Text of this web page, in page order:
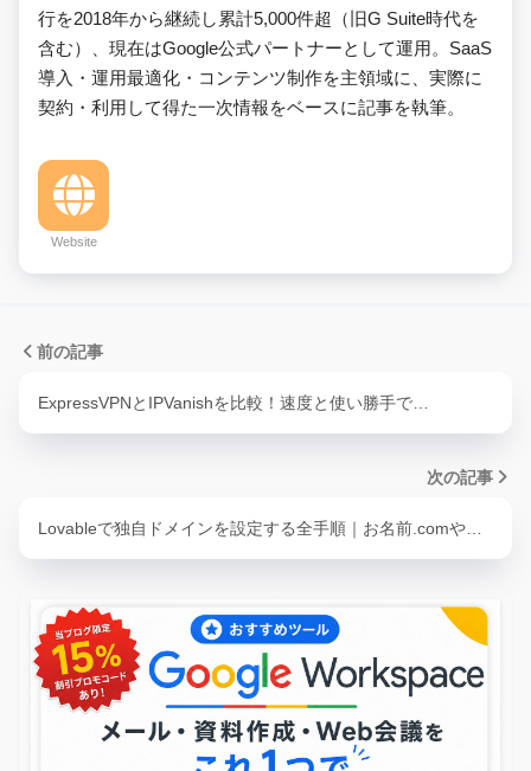
行を2018年から継続し累計5,000件超（旧G Suite時代を
含む）、現在はGoogle公式パートナーとして運用。SaaS
導入・運用最適化・コンテンツ制作を主領域に、実際に
契約・利用して得た一次情報をベースに記事を執筆。
Website
前の記事
ExpressVPNとIPVanishを比較！速度と使い勝手で…
次の記事
Lovableで独自ドメインを設定する全手順｜お名前.comや…